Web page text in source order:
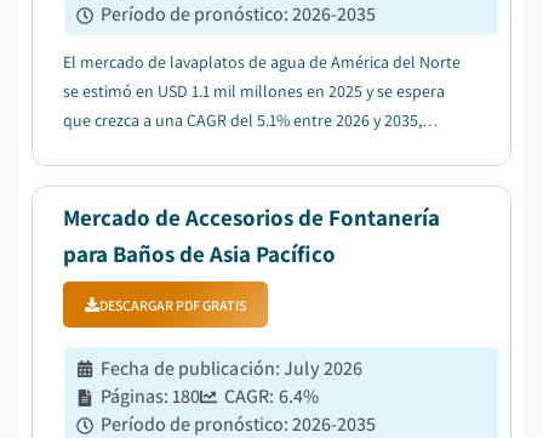
Período de pronóstico:2026-2035
El mercado de lavaplatos de agua de América del Norte
se estimó en USD 1.1 mil millones en 2025 y se espera
que crezca a una CAGR del 5.1% entre 2026 y 2035,
Mercado de Accesorios de Fontanería
para Baños de Asia Pacífico
DESCARGAR PDF GRATIS
Fecha de publicación:July 2026
Páginas:180 CAGR: 6.4%
Período de pronóstico:2026-2035